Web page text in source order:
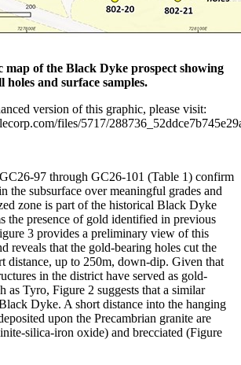
map of the Black Dyke prospect showing
holes and surface samples.
version of this graphic, please visit:
files/5717/
97 through GC26-101 (Table 1) confirm
the subsurface over meaningful grades and
zone is part of the historical Black Dyke
the presence of gold identified in previous
3 provides a preliminary view of this
reveals that the gold-bearing holes cut the
distance, up to 250m, down-dip. Given that
in the district have served as gold-
as Tyro, Figure 2 suggests that a similar
Dyke. A short distance into the hanging
upon the Precambrian granite are
silica-iron oxide) and brecciated (Figure